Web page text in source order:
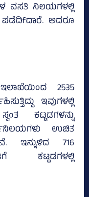
ವಸತಿ ನಿಲಯಗಳಲ್ಲಿ
ಪಡೆದಿfದಾರೆ. ಅದರೂ
2535
ಇವುಗಳಲ್ಲಿ
ಕಟ್ಟಡಗಳನ್ನು
ಉಚಿತ
ಇನ್ನುಳಿದ 716
ಕಟ್ಟಡಗಳಲ್ಲಿ